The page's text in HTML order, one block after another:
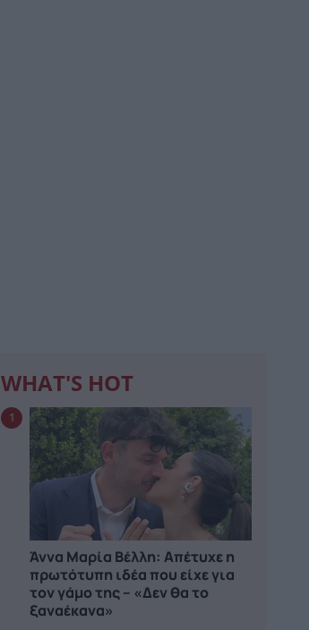
WHAT'S HOT
1
Άννα Μαρία Βέλλη: Απέτυχε η
πρωτότυπη ιδέα που είχε για
τον γάμο της – «Δεν θα το
ξαναέκανα»